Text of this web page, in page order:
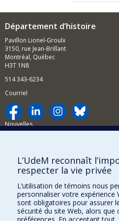
Département d’histoire
Pavillon Lionel-Groulx
3150, rue Jean-Brillant
Montréal, Québec
H3T 1N8
514 343-6234
Courriel
Nouvelles
Comment soutenir le
BESOIN D'AIDE?
Plan du site
Signaler une erreur
Accessibilité
L’UdeM reconnaît
respecter la vie privée
L’utilisation de témoins nous
personnaliser votre expérience
sont obligatoires pour assurer
sécurité du site Web, alors que
préférences. En acceptant